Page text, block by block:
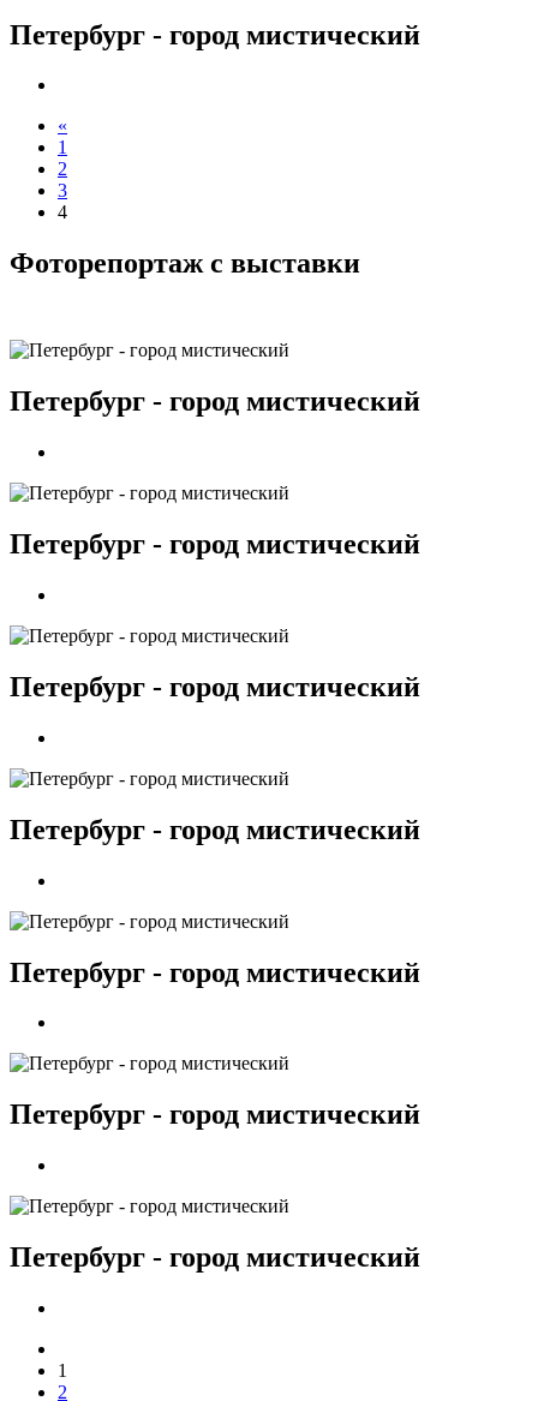
Петербург - город мистический
«
1
2
3
4
Фоторепортаж с выставки
Петербург - город мистический
Петербург - город мистический
Петербург - город мистический
Петербург - город мистический
Петербург - город мистический
Петербург - город мистический
Петербург - город мистический
1
2